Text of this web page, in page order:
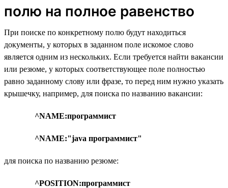
полю на полное равенство
При поиске по конкретному полю будут находиться
документы, у которых в заданном поле искомое слово
является одним из нескольких. Если требуется найти вакансии
или резюме, у которых соответствующее поле полностью
равно заданному слову или фразе, то перед ним нужно указать
крышечку, например, для поиска по названию вакансии:
^NAME:программист
^NAME:"java программист"
для поиска по названию резюме:
^POSITION:программист